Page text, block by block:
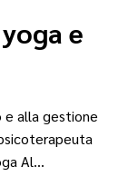
e
alla gestione
Al…